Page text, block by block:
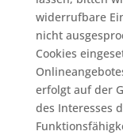
widerrufbare
nicht
Cookies
erfolgt auf der
des Interesses